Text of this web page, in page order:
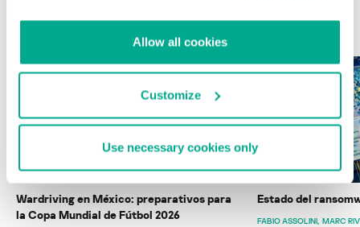
Allow all cookies
Customize
Use necessary cookies only
ÚLTIMAS PUBLICACIONES
Wardriving en México: preparativos para
la Copa Mundial de Fútbol 2026
Estado del
FABIO ASSOLINI MARC